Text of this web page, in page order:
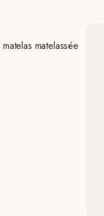
matelassée